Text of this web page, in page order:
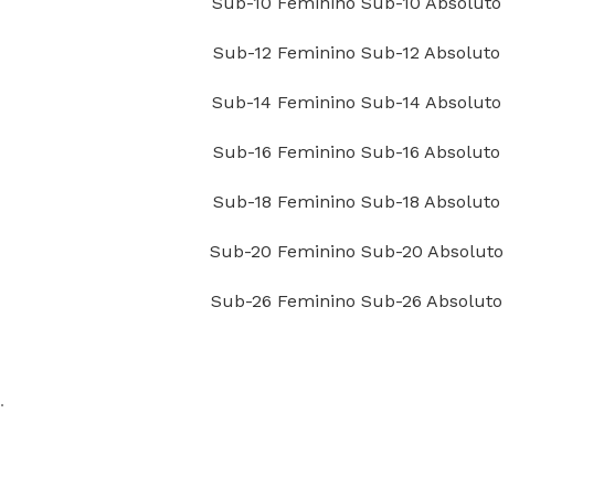
Sub-12 Feminino Sub-12 Absoluto
Sub-14 Feminino Sub-14 Absoluto
Sub-16 Feminino Sub-16 Absoluto
Sub-18 Feminino Sub-18 Absoluto
Sub-20 Feminino Sub-20 Absoluto
Sub-26 Feminino Sub-26 Absoluto
.